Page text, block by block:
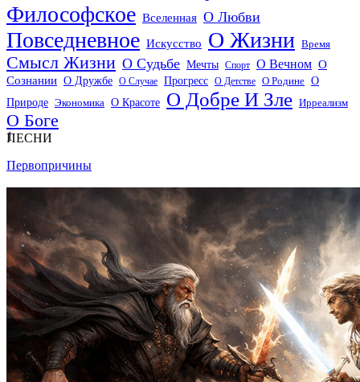
Философское Вселенная О Любви
Повседневное Искусство О Жизни Время
Смысл Жизни О Судьбе Мечты Спорт О Вечном О
Сознании О Дружбе О Случае Прогресс О Детстве О Родине О
Природе Экономика О Красоте О Добре И Зле Ирреализм
О Боге
ПЕСНИ
1
Первопричины